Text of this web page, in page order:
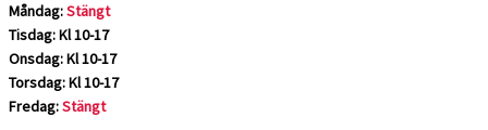
Måndag:Stängt
Tisdag: Kl 10-17
Onsdag: Kl 10-17
Torsdag: Kl 10-17
Fredag:Stängt